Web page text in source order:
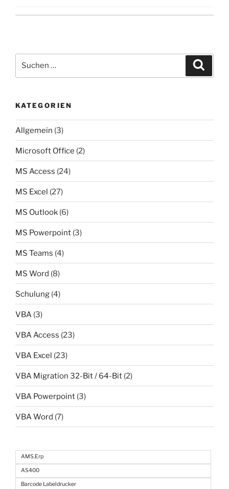
nach:
KATEGORIEN
Allgemein (3)
Microsoft Office (2)
MS Access (24)
MS Excel (27)
MS Outlook (6)
MS Powerpoint (3)
MS Teams (4)
MS Word (8)
Schulung (4)
VBA (3)
VBA Access (23)
VBA Excel (23)
VBA Migration 32-Bit / 64-Bit (2)
VBA Powerpoint (3)
VBA Word (7)
AMS.Erp
AS400
Barcode Labeldrucker